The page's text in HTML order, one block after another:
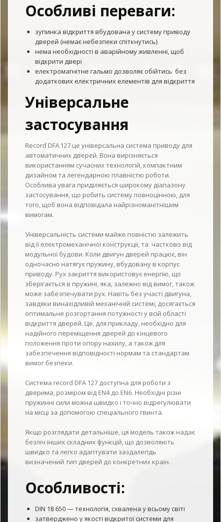
Особливі переваги:
зупинка відкриття вбудована у систему приводу
дверей (немає небезпеки спіткнутись)
нема необхідності в аварійному живленні, щоб
відкрити двері
електромагнітне гальмо дозволяє обійтись без
додаткових електричних елементів для відкриття
Універсальне
застосування
Record DFA 127 це універсальна система приводу для
автоматичних дверей. Вона вирізняється
використанням сучасних технологій, компактним
дизайном та легендарною плавністю роботи.
Особлива увага приділяється широкому діапазону
застосування, що робить систему повноцінною, для
того, щоб вона відповідала найрізноманітнішим
вимогам.
Універсальність системи майже повністю залежить
від її електромеханічної конструкції, та частково від
модульної будови. Коли двигун дверей працює, він
одночасно натягує пружину, вбудовану в корпус
приводу. Рух закриття використовує енергію, що
зберігається в пружині, яка, залежно від вимог, також
може забезпечувати рух. Навіть без участі двигуна,
завдяки винахідливій механічній системі, досягається
оптимальне розгортання потужності у всій області
відкриття дверей. Це, для прикладу, необхідно для
надійного переміщення дверей до кінцевого
положення проти опору нахилу, а також для
забезпечення відповідності нормам та стандартам
вимог безпеки.
Система record DFA 127 доступна для роботи з
дверима, розміром від EN4 до EN6. Необхідні різні
пружинні сили можна швидко і точно відрегулювати
на місці за допомогою спеціального гвинта.
Якщо розглядати детальніше, ця модель також надає
безліч інших складних функцій, що дозволяють
швидко та легко адаптувати заздалегідь
визначений тип дверей до конкретних країн.
Особливості:
DIN 18 650 — технологія, схвалена у всьому світі
затверджено у якості відкритої системи для